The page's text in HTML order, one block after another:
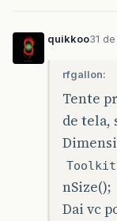
quikkoo31
rfgallon:
Tente
de tela,
nSize();
Dai vc